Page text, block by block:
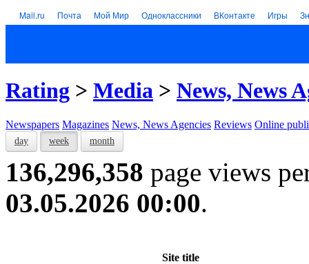
Mail.ru Почта Мой Мир Одноклассники ВКонтакте Игры
Rating > Media > News, News
Newspapers Magazines News, News Agencies Reviews Online
day week month
136,296,358 page views
03.05.2026 00:00.
Site title